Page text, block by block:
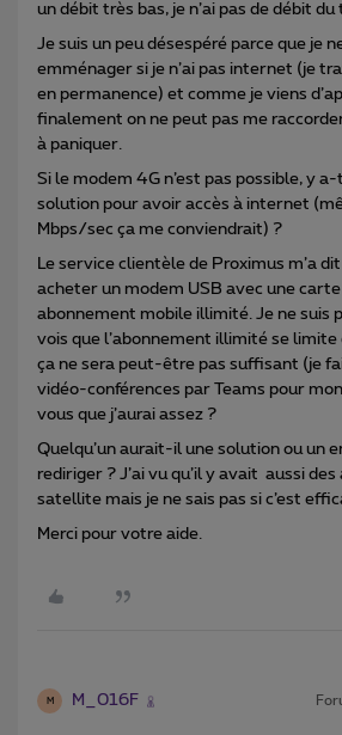
un débit très bas, je n’ai pas de débit du
Je suis un peu désespéré parce que je
emménager si je n’ai pas internet (je
en permanence) et comme je viens
finalement on ne peut pas me
à paniquer.
Si le modem 4G n’est pas possible, y
solution pour avoir accès à internet
Mbps/sec ça me conviendrait) ?
Le service clientèle de Proximus m’a
acheter un modem USB avec une
abonnement mobile illimité. Je ne suis
vois que l’abonnement illimité se limite
ça ne sera peut-être pas suffisant (je
vidéo-conférences par Teams pour
vous que j’aurai assez ?
Quelqu’un aurait-il une solution ou un
rediriger ? J’ai vu qu’il y avait aussi
satellite mais je ne sais pas si c’est
Merci pour votre aide.
M M_016F